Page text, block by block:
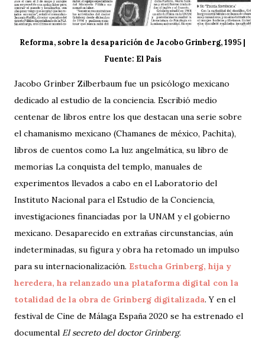
Reforma, sobre la desaparición de Jacobo Grinberg, 1995 |
Fuente: El País
Jacobo Grinber Zilberbaum fue un psicólogo mexicano
dedicado al estudio de la conciencia. Escribió medio
centenar de libros entre los que destacan una serie sobre
el chamanismo mexicano (Chamanes de méxico, Pachita),
libros de cuentos como La luz angelmática, su libro de
memorias La conquista del templo, manuales de
experimentos llevados a cabo en el Laboratorio del
Instituto Nacional para el Estudio de la Conciencia,
investigaciones financiadas por la UNAM y el gobierno
mexicano. Desaparecido en extrañas circunstancias, aún
indeterminadas, su figura y obra ha retomado un impulso
para su internacionalización. Estucha Grinberg, hija y
heredera, ha relanzado una plataforma digital con la
totalidad de la obra de Grinberg digitalizada. Y en el
festival de Cine de Málaga España 2020 se ha estrenado el
documental El secreto del doctor Grinberg.